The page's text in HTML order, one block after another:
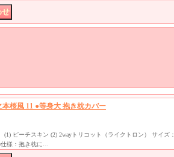
桜風 11 ●等身大 抱き枕カバー
ピーチスキン (2) 2wayトリコット（ライクトロン） サイズ：
仕様：抱き枕に…